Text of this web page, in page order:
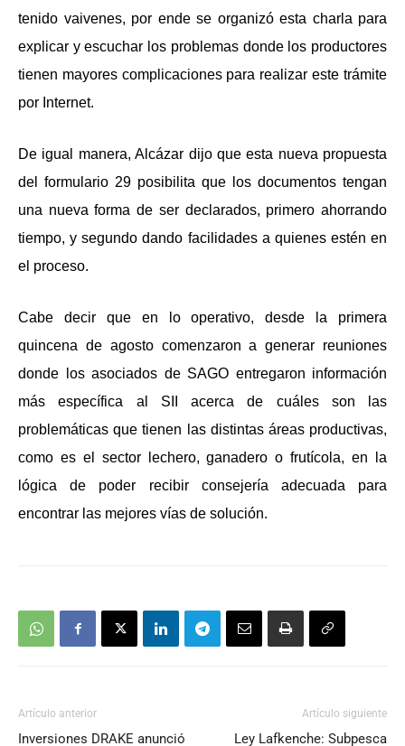
tenido vaivenes, por ende se organizó esta charla para
explicar y escuchar los problemas donde los productores
tienen mayores complicaciones para realizar este trámite
por Internet.
De igual manera, Alcázar dijo que esta nueva propuesta
del formulario 29 posibilita que los documentos tengan
una nueva forma de ser declarados, primero ahorrando
tiempo, y segundo dando facilidades a quienes estén en
el proceso.
Cabe decir que en lo operativo, desde la primera
quincena de agosto comenzaron a generar reuniones
donde los asociados de SAGO entregaron información
más específica al SII acerca de cuáles son las
problemáticas que tienen las distintas áreas productivas,
como es el sector lechero, ganadero o frutícola, en la
lógica de poder recibir consejería adecuada para
encontrar las mejores vías de solución.
Artículo anterior
Inversiones DRAKE anunció
Artículo siguiente
Ley Lafkenche: Subpesca